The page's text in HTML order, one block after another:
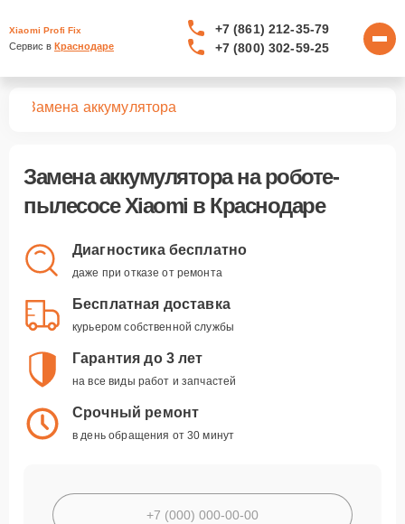
Xiaomi Profi Fix
Сервис в Краснодаре
+7 (861) 212-35-79
+7 (800) 302-59-25
Замена аккумулятора
Замена аккумуляторана роботе-
пылесосе Xiaomi в Краснодаре
Диагностика бесплатно
даже при отказе от ремонта
Бесплатная доставка
курьером собственной службы
Гарантия до 3 лет
на все виды работ и запчастей
Срочный ремонт
в день обращения от 30 минут